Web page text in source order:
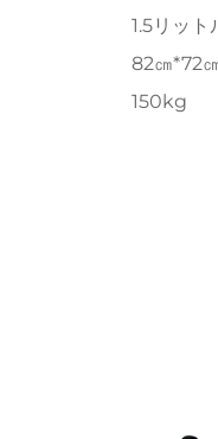
1.5リット
82㎝*72
150kg